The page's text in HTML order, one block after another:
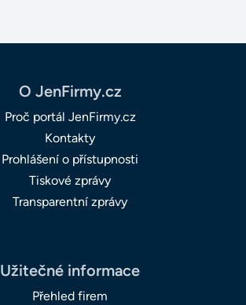
O JenFirmy.cz
Proč portál JenFirmy.cz
Kontakty
Prohlášení o přístupnosti
Tiskové zprávy
Transparentní zprávy
Užitečné informace
Přehled firem